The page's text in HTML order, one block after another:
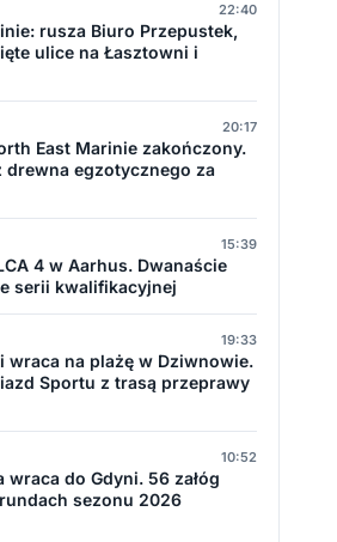
22:40
rusza Biuro Przepustek,
ulice na Łasztowni i
20:17
East Marinie zakończony.
egzotycznego za
15:39
4 w Aarhus. Dwanaście
serii kwalifikacyjnej
19:33
wraca na plażę w Dziwnowie.
Sportu z trasą przeprawy
10:52
wraca do Gdyni. 56 załóg
sezonu 2026